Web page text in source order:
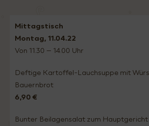
Mittagstisch
Montag, 11.04.22
Von 11.30 – 14.00 Uhr
Deftige Kartoffel-Lauchsuppe mit
Bauernbrot
6,90 €
Bunter Beilagensalat zum Hauptgericht